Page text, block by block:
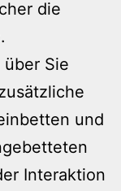
die
Sie
und
Interaktion